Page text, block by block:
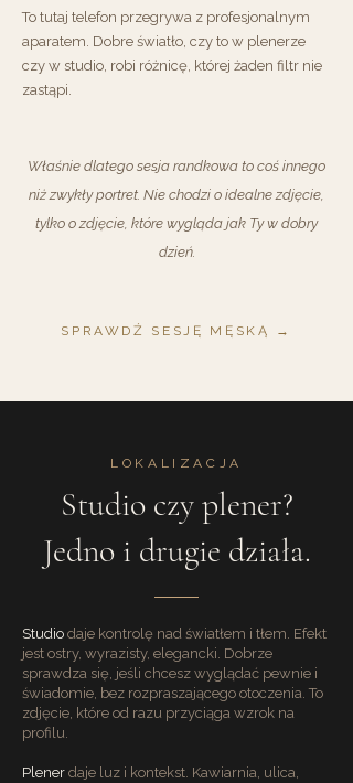
To tutaj telefon przegrywa z profesjonalnym
aparatem. Dobre światło, czy to w plenerze
czy w studio, robi różnicę, której żaden filtr nie
zastąpi.
Właśnie dlatego sesja randkowa to coś innego
niż zwykły portret. Nie chodzi o idealne zdjęcie,
tylko o zdjęcie, które wygląda jak Ty w dobry
dzień.
SPRAWDŹ SESJĘ MĘSKĄ →
LOKALIZACJA
Studio czy plener?
Jedno i drugie działa.
Studio daje kontrolę nad światłem i tłem. Efekt
jest ostry, wyrazisty, elegancki. Dobrze
sprawdza się, jeśli chcesz wyglądać pewnie i
świadomie, bez rozpraszającego otoczenia. To
zdjęcie, które od razu przyciąga wzrok na
profilu.
Plener daje luz i kontekst. Kawiarnia, ulica,